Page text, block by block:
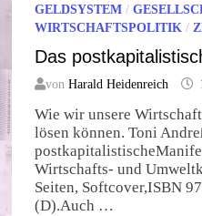
GELDSYSTEM /
WIRTSCHAFTSPOLITIK /
Das
vonHarald Heidenreich
Wie wir unsere
lösen können. Toni
Wirtschafts- und
Seiten, Softcover,ISBN
(D).Auch …